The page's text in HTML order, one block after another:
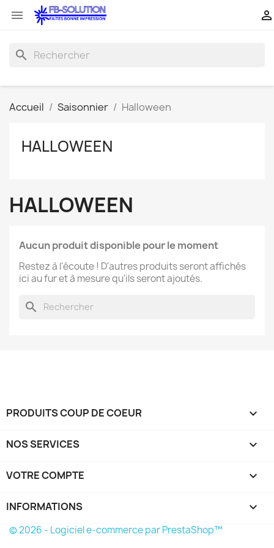
 
search
Accueil Saisonnier Halloween
HALLOWEEN
HALLOWEEN
Aucun produit disponible pour le moment
Restez à l'écoute ! D'autres produits seront affichés
ici au fur et à mesure qu'ils seront ajoutés.
search
PRODUITS COUP DE COEUR 
NOS SERVICES 
VOTRE COMPTE 
INFORMATIONS keyboard_arrow_down
© 2026 - Logiciel e-commerce par PrestaShop™